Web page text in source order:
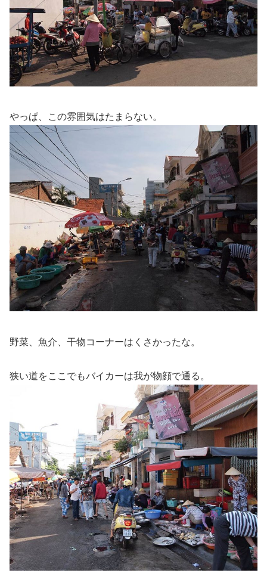
やっぱ、この雰囲気はたまらない。
野菜、魚介、干物コーナーはくさかったな。
狭い道をここでもバイカーは我が物顔で通る。